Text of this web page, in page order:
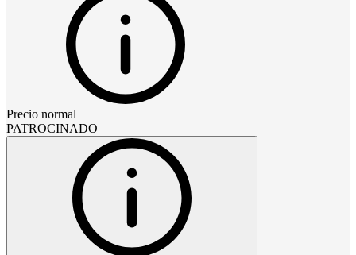
Precio normal
PATROCINADO